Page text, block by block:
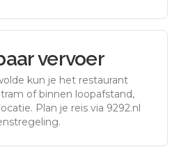
vervoer
kun je het restaurant
of binnen loopafstand,
Plan je reis via 9292.nl